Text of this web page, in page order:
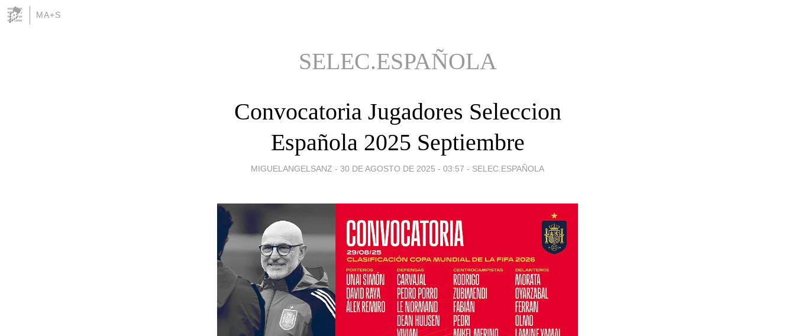
MA+S
SELEC.ESPAÑOLA
Convocatoria Jugadores Seleccion
Española 2025 Septiembre
MIGUELANGELSANZ - 30 DE AGOSTO DE 2025 - 03:57 - SELEC.ESPAÑOLA